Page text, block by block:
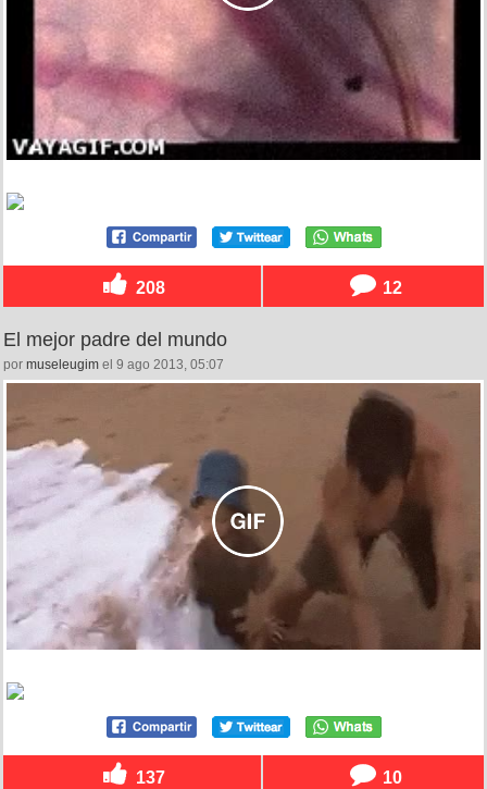
208 12
El mejor padre del mundo
por museleugim el 9 ago 2013, 05:07
137 10